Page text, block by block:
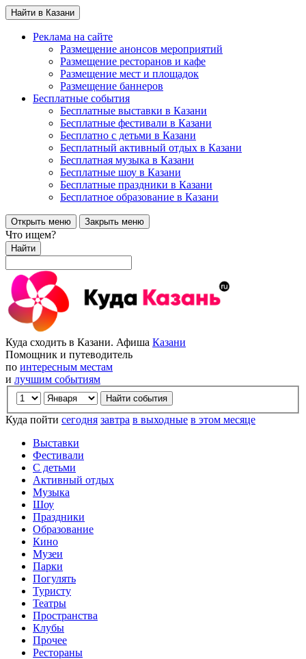
Найти в Казани
Реклама на сайте
Размещение анонсов мероприятий
Размещение ресторанов и кафе
Размещение мест и площадок
Размещение баннеров
Бесплатные события
Бесплатные выставки в Казани
Бесплатные фестивали в Казани
Бесплатно с детьми в Казани
Бесплатный активный отдых в Казани
Бесплатная музыка в Казани
Бесплатные шоу в Казани
Бесплатные праздники в Казани
Бесплатное образование в Казани
Открыть меню Закрыть меню
Что ищем?
Найти
Куда сходить в Казани. Афиша Казани
Помощник и путеводитель
по интересным местам
и лучшим событиям
Куда пойти сегодня завтра в выходные в этом месяце
Выставки
Фестивали
С детьми
Активный отдых
Музыка
Шоу
Праздники
Образование
Кино
Музеи
Парки
Погулять
Туристу
Театры
Пространства
Клубы
Прочее
Рестораны